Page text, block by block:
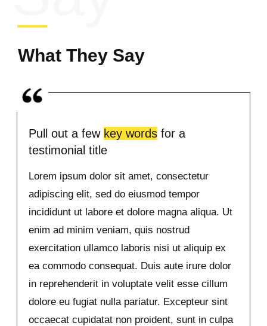
What They Say
Pull out a few key words for a
testimonial title
Lorem ipsum dolor sit amet, consectetur
adipiscing elit, sed do eiusmod tempor
incididunt ut labore et dolore magna aliqua. Ut
enim ad minim veniam, quis nostrud
exercitation ullamco laboris nisi ut aliquip ex
ea commodo consequat. Duis aute irure dolor
in reprehenderit in voluptate velit esse cillum
dolore eu fugiat nulla pariatur. Excepteur sint
occaecat cupidatat non proident, sunt in culpa